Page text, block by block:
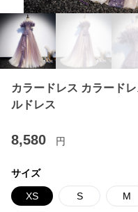
カラードレス カラード
ルドレス
8,580 円
サイズ
XS S M